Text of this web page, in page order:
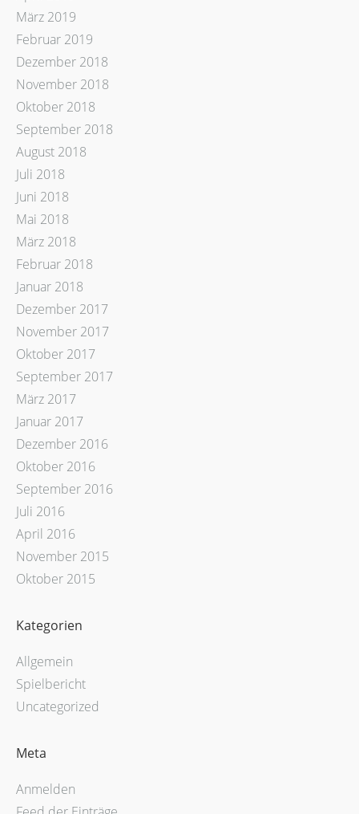
März 2019
Februar 2019
Dezember 2018
November 2018
Oktober 2018
September 2018
August 2018
Juli 2018
Juni 2018
Mai 2018
März 2018
Februar 2018
Januar 2018
Dezember 2017
November 2017
Oktober 2017
September 2017
März 2017
Januar 2017
Dezember 2016
Oktober 2016
September 2016
Juli 2016
April 2016
November 2015
Oktober 2015
Kategorien
Allgemein
Spielbericht
Uncategorized
Meta
Anmelden